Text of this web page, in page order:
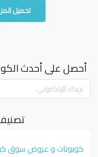
تحميل
أحصل على أحدث
كوبونات و عروض سوق